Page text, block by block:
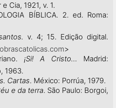
Cia, 1921, v. 1.
BÍBLICA. 2. ed. Roma:
v. 4; 15. Edição digital.
>
¡Si! A Cristo… Madrid:
1963.
Cartas. México: Porrúa, 1979.
e da terra. São Paulo: Borgoi,